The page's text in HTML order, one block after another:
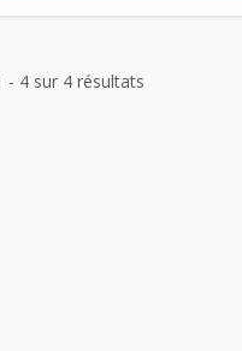
- 4 sur 4 résultats